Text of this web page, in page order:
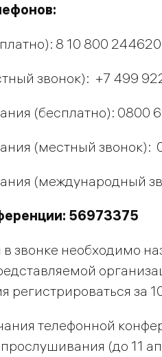
8 10 800
звонок): +7 499
(бесплатно): 0800
(местный звонок):
(международный
56973375
звонке необходимо
регистрироваться за
телефонной
(до 11